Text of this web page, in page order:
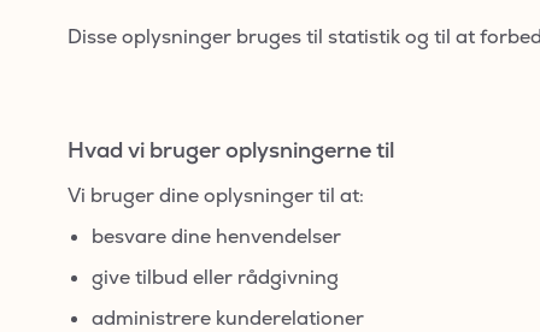
Disse oplysninger bruges til statistik og til at
Hvad vi bruger oplysningerne til
Vi bruger dine oplysninger til at:
besvare dine henvendelser
give tilbud eller rådgivning
administrere kunderelationer